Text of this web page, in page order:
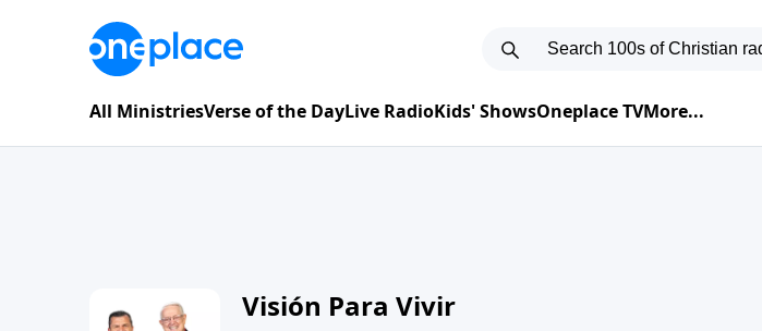
All MinistriesVerse of the DayLive RadioKids' ShowsOneplace TVMore...
Visión Para Vivir